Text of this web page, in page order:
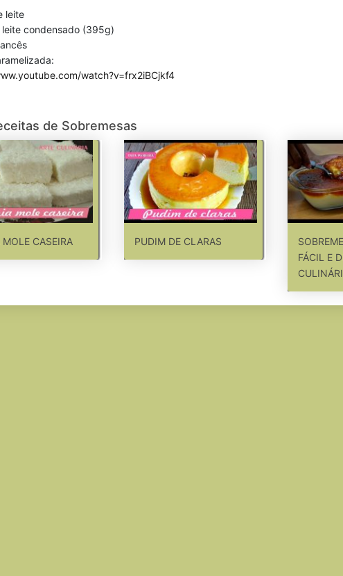
leite
leite condensado (395g)
watch?v=frx2iBCjkf4
de Sobremesas
MOLE CASEIRA PUDIM DE CLARAS
FÁCIL E